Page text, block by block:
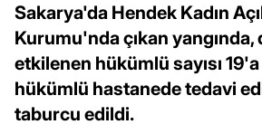
Sakarya'da Hendek Kadın
Kurumu'nda çıkan
etkilenen hükümlü sayısı 19'a
hükümlü hastanede tedavi
taburcu edildi.